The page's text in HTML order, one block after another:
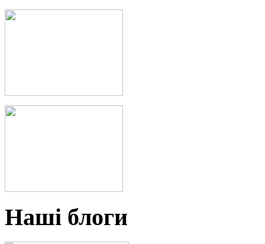
Наші блоги